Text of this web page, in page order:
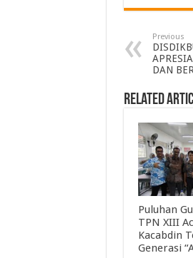
Previous
DAN
Related
Puluhan
TPN XIII
Kacabdin
Generasi